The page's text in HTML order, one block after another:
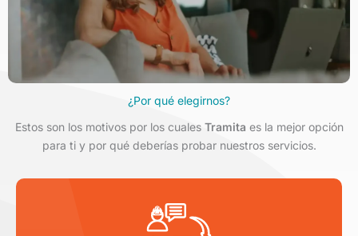
¿Por qué elegirnos?
Estos son los motivos por los cuales Tramita es la mejor opción
para ti y por qué deberías probar nuestros servicios.